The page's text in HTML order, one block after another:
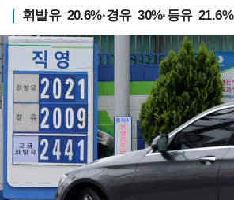
휘발유 20.6%·경유 30%·등유